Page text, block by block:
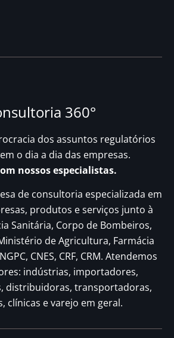
360°
dos assuntos regulatórios
o dia a dia das empresas.
nossos especialistas.
de consultoria especializada em
produtos e serviços junto à
Sanitária, Corpo de Bombeiros,
de Agricultura, Farmácia
CNES, CRF, CRM. Atendemos
indústrias, importadores,
distribuidoras, transportadoras,
clínicas e varejo em geral.